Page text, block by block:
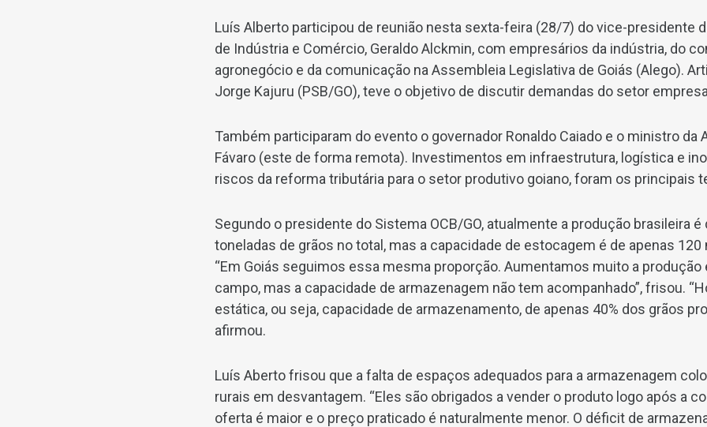
Luís Alberto participou de reunião nesta sexta-feira (28/7) do vice-presidente
de Indústria e Comércio, Geraldo Alckmin, com empresários da indústria, do
agronegócio e da comunicação na Assembleia Legislativa de Goiás (Alego).
Jorge Kajuru (PSB/GO), teve o objetivo de discutir demandas do setor
Também participaram do evento o governador Ronaldo Caiado e o ministro da
Fávaro (este de forma remota). Investimentos em infraestrutura, logística e
riscos da reforma tributária para o setor produtivo goiano, foram os principais
Segundo o presidente do Sistema OCB/GO, atualmente a produção brasileira
toneladas de grãos no total, mas a capacidade de estocagem é de apenas
“Em Goiás seguimos essa mesma proporção. Aumentamos muito a produção
campo, mas a capacidade de armazenagem não tem acompanhado”, frisou.
estática, ou seja, capacidade de armazenamento, de apenas 40% dos grãos
afirmou.
Luís Aberto frisou que a falta de espaços adequados para a armazenagem
rurais em desvantagem. “Eles são obrigados a vender o produto logo após a
oferta é maior e o preço praticado é naturalmente menor. O déficit de